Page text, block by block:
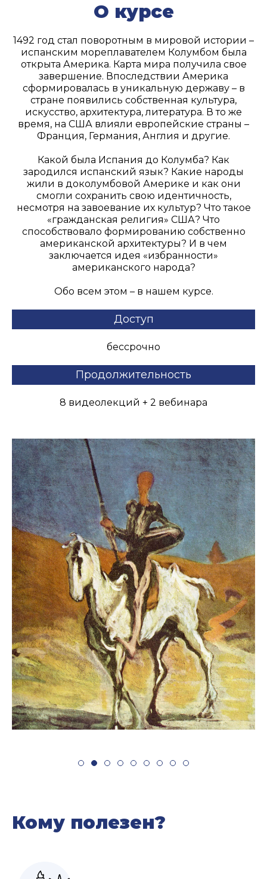
О курсе
1492 год стал поворотным в мировой истории –
испанским мореплавателем Колумбом была
открыта Америка. Карта мира получила свое
завершение. Впоследствии Америка
сформировалась в уникальную державу – в
стране появились собственная культура,
искусство, архитектура, литература. В то же
время, на США влияли европейские страны –
Франция, Германия, Англия и другие.
Какой была Испания до Колумба? Как
зародился испанский язык? Какие народы
жили в доколумбовой Америке и как они
смогли сохранить свою идентичность,
несмотря на завоевание их культур? Что такое
«гражданская религия» США? Что
способствовало формированию собственно
американской архитектуры? И в чем
заключается идея «избранности»
американского народа?
Обо всем этом – в нашем курсе.
Доступ
бессрочно
Продолжительность
8 видеолекций + 2 вебинара
Кому полезен?